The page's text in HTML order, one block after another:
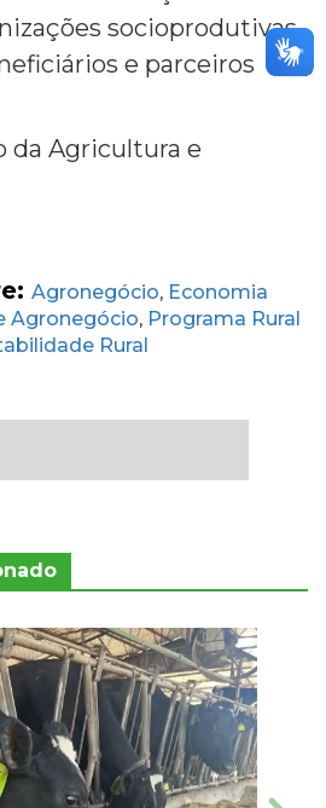
socioprodutivas,
e parceiros
da Agricultura e
Agronegócio, Economia
Agronegócio, Programa Rural
Rural